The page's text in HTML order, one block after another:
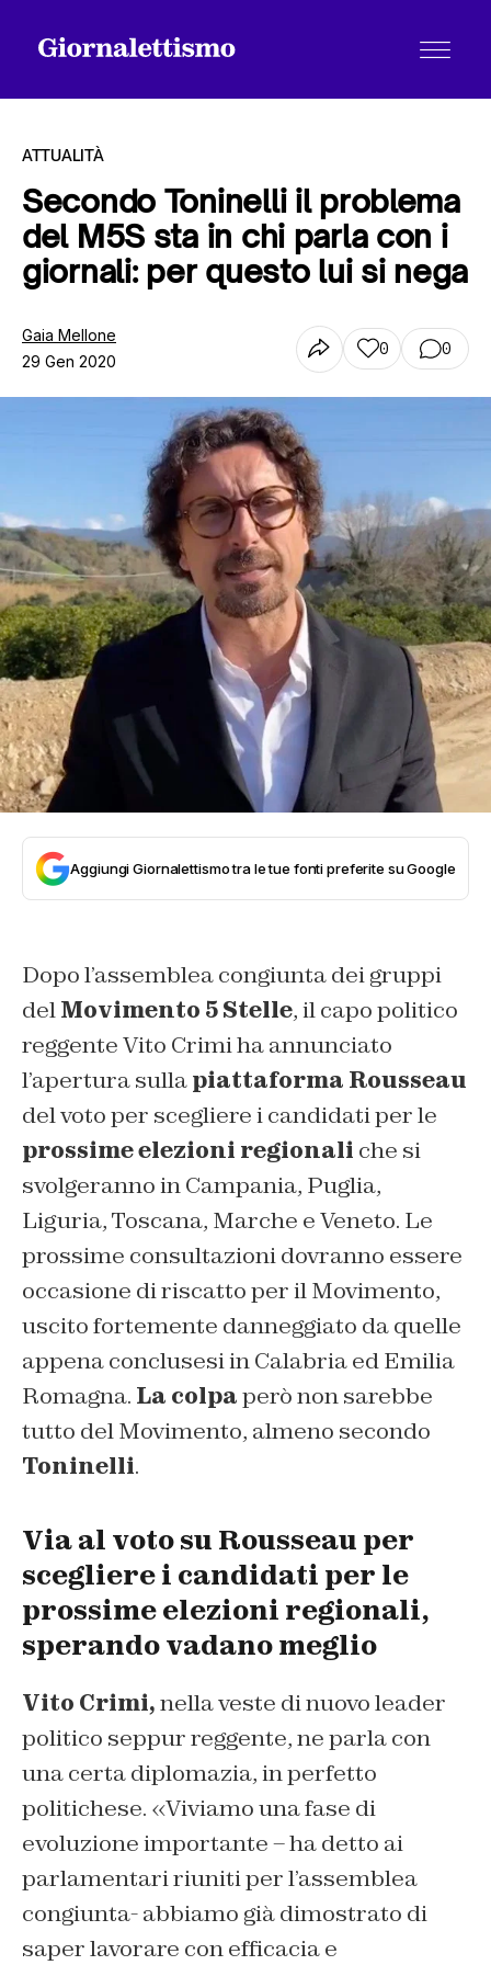
Tutti gli articoli
Chi siamo
ATTUALITÀ
Secondo Toninelli il problema
del M5S sta in chi parla con i
giornali: per questo lui si nega
Gaia Mellone
29 Gen 2020
0 0
Aggiungi Giornalettismo tra le tue fonti preferite su Google
Dopo l’assemblea congiunta dei gruppi
delMovimento 5 Stelle, il capo politico
reggente Vito Crimi ha annunciato
l’apertura sullapiattaforma Rousseau
del voto per scegliere i candidati per le
prossime elezioni regionali che si
svolgeranno in Campania, Puglia,
Liguria, Toscana, Marche e Veneto. Le
prossime consultazioni dovranno essere
occasione di riscatto per il Movimento,
uscito fortemente danneggiato da quelle
appena conclusesi in Calabria ed Emilia
Romagna. La colpaperò non sarebbe
tutto del Movimento, almeno secondo
Toninelli.
Via al voto su Rousseau per
scegliere i candidati per le
prossime elezioni regionali,
sperando vadano meglio
Vito Crimi,nella veste di nuovo leader
politico seppur reggente, ne parla con
una certa diplomazia, in perfetto
politichese. «Viviamo una fase di
evoluzione importante – ha detto ai
parlamentari riuniti per l’assemblea
congiunta- abbiamo già dimostrato di
saper lavorare con efficacia e